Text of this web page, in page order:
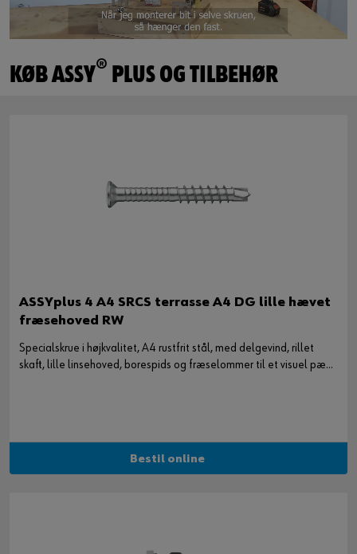
KØB ASSY® PLUS OG TILBEHØR
ASSYplus 4 A4 SRCS terrasse A4 DG lille hævet
fræsehoved RW
Specialskrue i højkvalitet, A4 rustfrit stål, med delgevind, rillet
skaft, lille linsehoved, borespids og fræselommer til et visuel pæn
Bestil online